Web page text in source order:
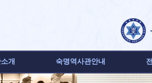
개 숙명역사관안내